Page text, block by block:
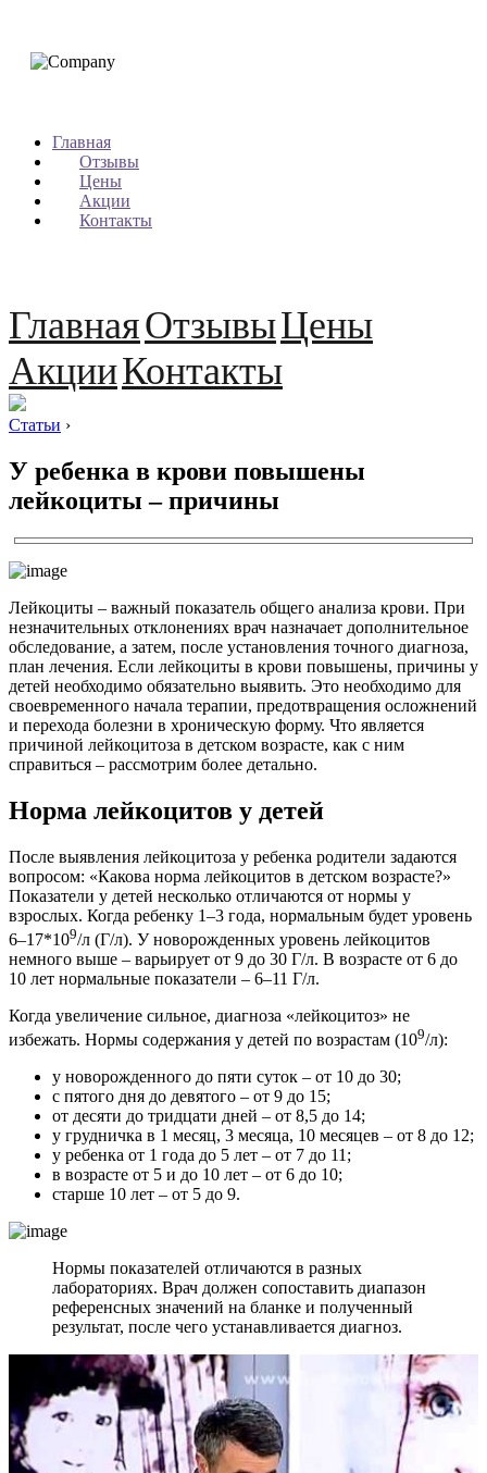
Главная
Отзывы
Цены
Акции
Контакты
ГлавнаяОтзывыЦены
АкцииКонтакты
Статьи ›
У ребенка в крови повышены
лейкоциты – причины
Лейкоциты – важный показатель общего анализа крови. При
незначительных отклонениях врач назначает дополнительное
обследование, а затем, после установления точного диагноза,
план лечения. Если лейкоциты в крови повышены, причины у
детей необходимо обязательно выявить. Это необходимо для
своевременного начала терапии, предотвращения осложнений
и перехода болезни в хроническую форму. Что является
причиной лейкоцитоза в детском возрасте, как с ним
справиться – рассмотрим более детально.
Норма лейкоцитов у детей
После выявления лейкоцитоза у ребенка родители задаются
вопросом: «Какова норма лейкоцитов в детском возрасте?»
Показатели у детей несколько отличаются от нормы у
взрослых. Когда ребенку 1–3 года, нормальным будет уровень
6–17*109/л (Г/л). У новорожденных уровень лейкоцитов
немного выше – варьирует от 9 до 30 Г/л. В возрасте от 6 до
10 лет нормальные показатели – 6–11 Г/л.
Когда увеличение сильное, диагноза «лейкоцитоз» не
избежать. Нормы содержания у детей по возрастам (109/л):
у новорожденного до пяти суток – от 10 до 30;
с пятого дня до девятого – от 9 до 15;
от десяти до тридцати дней – от 8,5 до 14;
у грудничка в 1 месяц, 3 месяца, 10 месяцев – от 8 до 12;
у ребенка от 1 года до 5 лет – от 7 до 11;
в возрасте от 5 и до 10 лет – от 6 до 10;
старше 10 лет – от 5 до 9.
Нормы показателей отличаются в разных
лабораториях. Врач должен сопоставить диапазон
референсных значений на бланке и полученный
результат, после чего устанавливается диагноз.